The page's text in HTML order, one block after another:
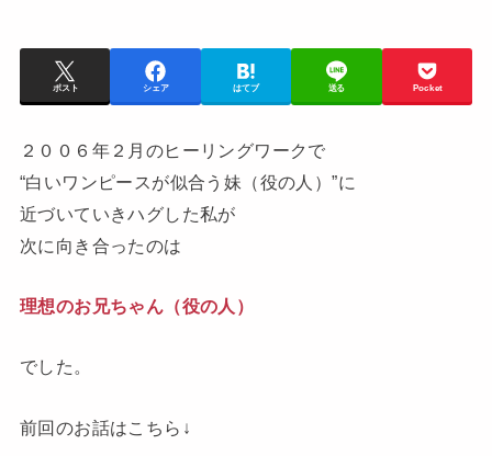
ポスト シェア はてブ 送る Pocket
２００６年２月のヒーリングワークで
“白いワンピースが似合う妹（役の人）”に
近づいていきハグした私が
次に向き合ったのは
理想のお兄ちゃん（役の人）
でした。
前回のお話はこちら↓